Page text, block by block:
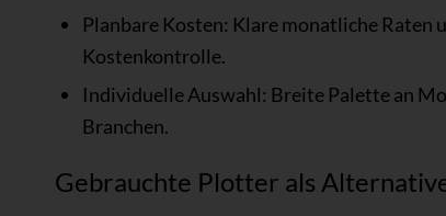
Planbare Kosten: Klare monatliche
Kostenkontrolle.
Individuelle Auswahl: Breite Palette an
Branchen.
Gebrauchte Plotter als